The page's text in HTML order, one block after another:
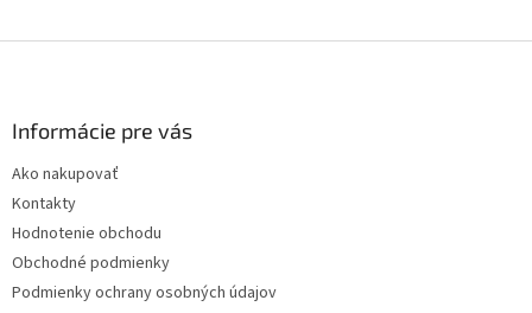
Informácie pre vás
Ako nakupovať
Kontakty
Hodnotenie obchodu
Obchodné podmienky
Podmienky ochrany osobných údajov